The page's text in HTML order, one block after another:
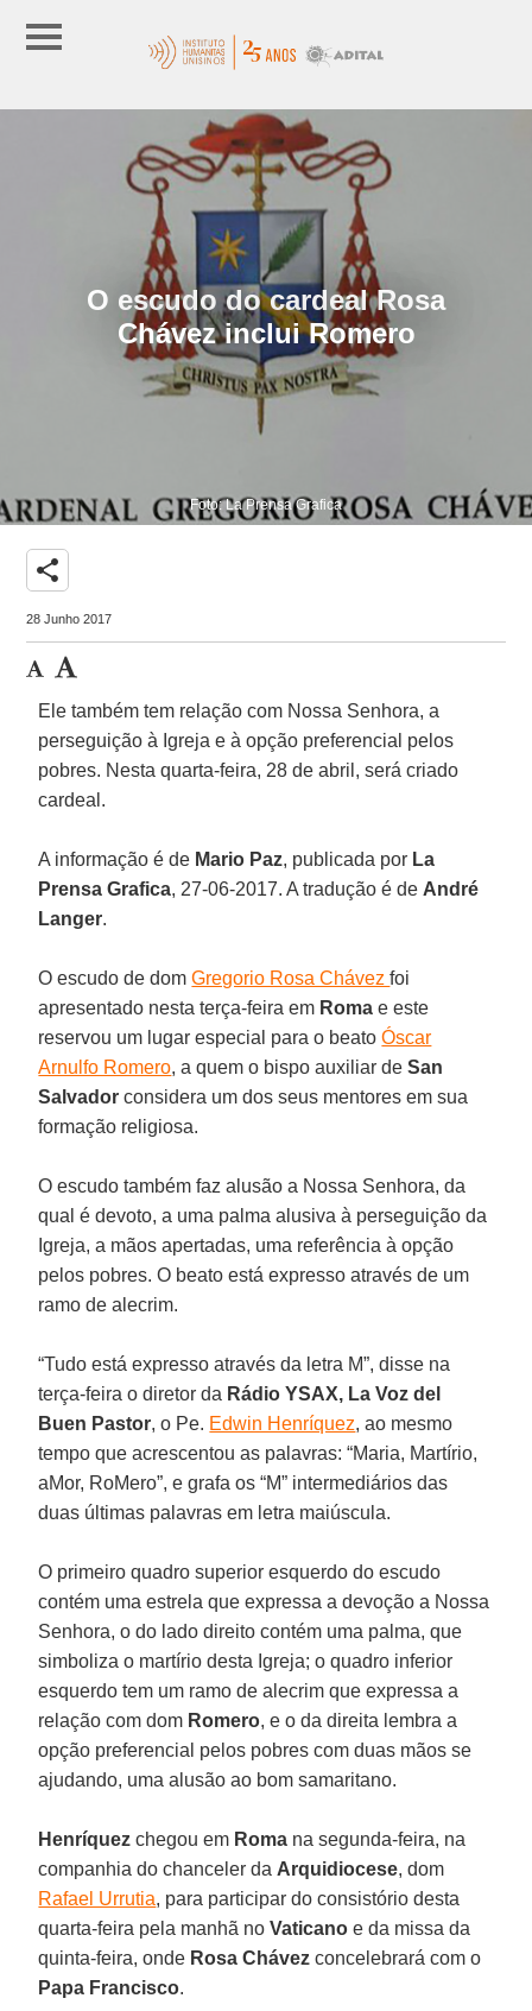
O escudo do cardeal Rosa
Chávez inclui Romero
Foto: La Prensa Grafica
share
28 Junho 2017
Ele também tem relação com Nossa Senhora, a
perseguição à Igreja e à opção preferencial pelos
pobres. Nesta quarta-feira, 28 de abril, será criado
cardeal.
A informação é de Mario Paz, publicada por La
Prensa Grafica, 27-06-2017. A tradução é de André
Langer.
O escudo de domGregorio Rosa Chávezfoi
apresentado nesta terça-feira em Roma e este
reservou um lugar especial para o beatoÓscar
Arnulfo Romero, a quem o bispo auxiliar deSan
Salvadorconsidera um dos seus mentores em sua
formação religiosa.
O escudo também faz alusão a Nossa Senhora, da
qual é devoto, a uma palma alusiva à perseguição da
Igreja, a mãos apertadas, uma referência à opção
pelos pobres. O beato está expresso através de um
ramo de alecrim.
“Tudo está expresso através da letra M”, disse na
terça-feira o diretor da Rádio YSAX, La Voz del
Buen Pastor, o Pe. Edwin Henríquez, ao mesmo
tempo que acrescentou as palavras: “Maria, Martírio,
aMor, RoMero”, e grafa os “M” intermediários das
duas últimas palavras em letra maiúscula.
O primeiro quadro superior esquerdo do escudo
contém uma estrela que expressa a devoção a Nossa
Senhora, o do lado direito contém uma palma, que
simboliza o martírio desta Igreja; o quadro inferior
esquerdo tem um ramo de alecrim que expressa a
relação com dom Romero, e o da direita lembra a
opção preferencial pelos pobres com duas mãos se
ajudando, uma alusão ao bom samaritano.
Henríquez chegou em Roma na segunda-feira, na
companhia do chanceler da Arquidiocese, dom
Rafael Urrutia, para participar do consistório desta
quarta-feira pela manhã noVaticano e da missa da
quinta-feira, onde Rosa Chávez concelebrará com o
Papa Francisco.